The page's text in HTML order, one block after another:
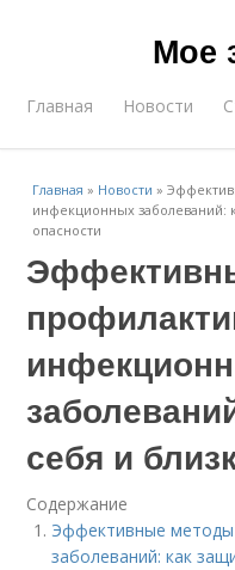
Мое
Главная Новости
Главная » Новости »
инфекционных заболеваний:
опасности
себя и
Содержание
Эффективные
заболеваний: как